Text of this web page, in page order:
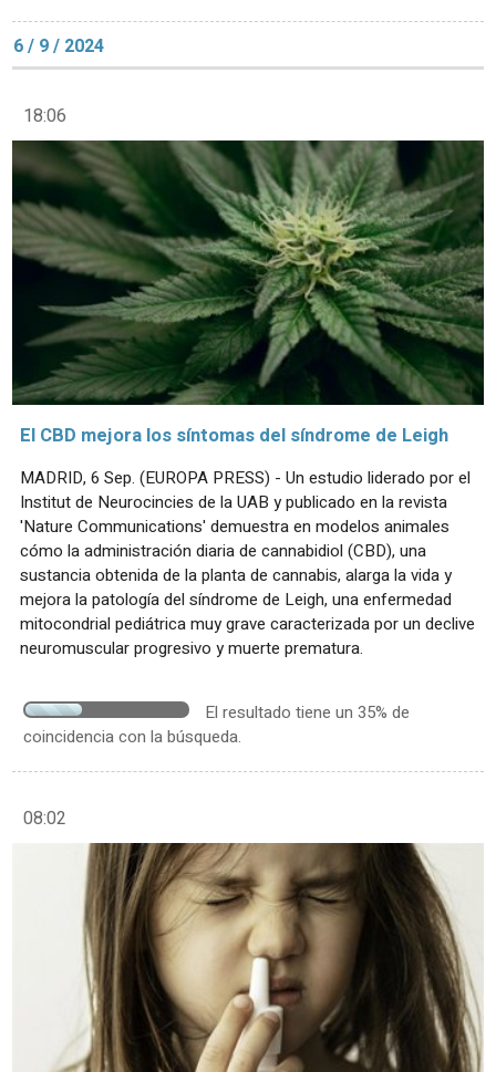
6 / 9 / 2024
18:06
El CBD mejora los síntomas del síndrome de Leigh
MADRID, 6 Sep. (EUROPA PRESS) - Un estudio liderado por el
Institut de Neurocincies de la UAB y publicado en la revista
'Nature Communications' demuestra en modelos animales
cómo la administración diaria de cannabidiol (CBD), una
sustancia obtenida de la planta de cannabis, alarga la vida y
mejora la patología del síndrome de Leigh, una enfermedad
mitocondrial pediátrica muy grave caracterizada por un declive
neuromuscular progresivo y muerte prematura.
El resultado tiene un 35% de
coincidencia con la búsqueda.
08:02